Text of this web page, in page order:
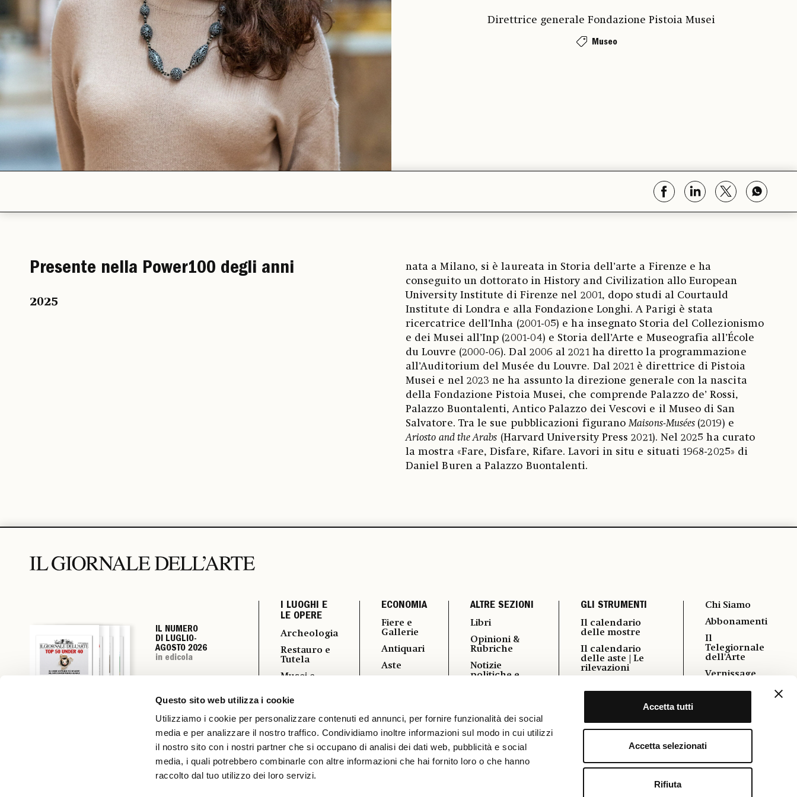
Questo sito web utilizza i cookie
Utilizziamo i cookie per personalizzare contenuti ed annunci, per fornire funzionalità dei social
media e per analizzare il nostro traffico. Condividiamo inoltre informazioni sul modo in cui utilizzi
il nostro sito con i nostri partner che si occupano di analisi dei dati web, pubblicità e social
media, i quali potrebbero combinarle con altre informazioni che hai fornito loro o che hanno
raccolto dal tuo utilizzo dei loro servizi.
Accetta tutti
Accetta selezionati
Rifiuta
Direttrice generale Fondazione Pistoia Musei
Museo
Presente nella Power100 degli anni
2025
nata a Milano, si è laureata in Storia dell’arte a Firenze e ha
conseguito un dottorato in History and Civilization allo European
University Institute di Firenze nel 2001, dopo studi al Courtauld
Institute di Londra e alla Fondazione Longhi. A Parigi è stata
ricercatrice dell’Inha (2001-05) e ha insegnato Storia del Collezionismo
e dei Musei all’Inp (2001-04) e Storia dell’Arte e Museografia all’École
du Louvre (2000-06). Dal 2006 al 2021 ha diretto la programmazione
all’Auditorium del Musée du Louvre. Dal 2021 è direttrice di Pistoia
Musei e nel 2023 ne ha assunto la direzione generale con la nascita
della Fondazione Pistoia Musei, che comprende Palazzo de’ Rossi,
Palazzo Buontalenti, Antico Palazzo dei Vescovi e il Museo di San
Salvatore. Tra le sue pubblicazioni figuranoMaisons-Musées (2019) e
Ariosto and the Arabs (Harvard University Press 2021). Nel 2025 ha curato
la mostra «Fare, Disfare, Rifare. Lavori in situ e situati 1968-2025» di
Daniel Buren a Palazzo Buontalenti.
IL NUMERO
DI LUGLIO-
AGOSTO 2026
in edicola
IL NUMERO
DI LUGLIO-
AGOSTO 2026
in edicola
IL NUMERO
DI LUGLIO-
AGOSTO 2026
in edicola
IL NUMERO
DI LUGLIO-
AGOSTO 2026
in edicola
I LUOGHI E
LE OPERE
Archeologia
Restauro e
Tutela
Musei e
Turismo
ECONOMIA
Fiere e
Gallerie
Antiquari
Aste
ALTRE SEZIONI
Libri
Opinioni &
Rubriche
Notizie
politiche e
Vedere a
Vernissage
GLI STRUMENTI
Il calendario
delle mostre
Il calendario
delle aste | Le
rilevazioni
Formazione
Chi Siamo
Abbonamenti
Il
Telegiornale
dell'Arte
Vernissage
Pubblicità
Cookie &
FAQ